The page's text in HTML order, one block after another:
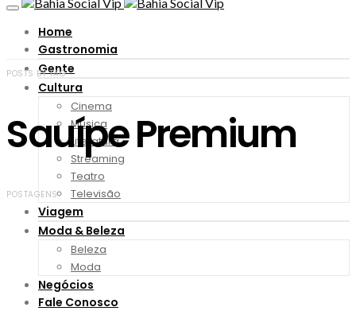
Home
Gastronomia
Gente
Cultura
Cinema
Música
Literatura
Streaming
Teatro
Televisão
Viagem
Moda & Beleza
Beleza
Moda
Negócios
Fale Conosco
POSTS BY TAG
Sauípe Premium
POSTAGENS